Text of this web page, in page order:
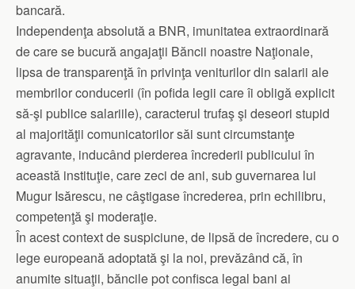
bancară.
Independenţa absolută a BNR, imunitatea extraordinară
de care se bucură angajaţii Băncii noastre Naţionale,
lipsa de transparenţă în privinţa veniturilor din salarii ale
membrilor conducerii (în pofida legii care îi obligă explicit
să-şi publice salariile), caracterul trufaş şi deseori stupid
al majorităţii comunicatorilor săi sunt circumstanţe
agravante, inducând pierderea încrederii publicului în
această instituţie, care zeci de ani, sub guvernarea lui
Mugur Isărescu, ne câştigase încrederea, prin echilibru,
competenţă şi moderaţie.
În acest context de suspiciune, de lipsă de încredere, cu o
lege europeană adoptată şi la noi, prevăzând că, în
anumite situaţii, băncile pot confisca legal bani ai